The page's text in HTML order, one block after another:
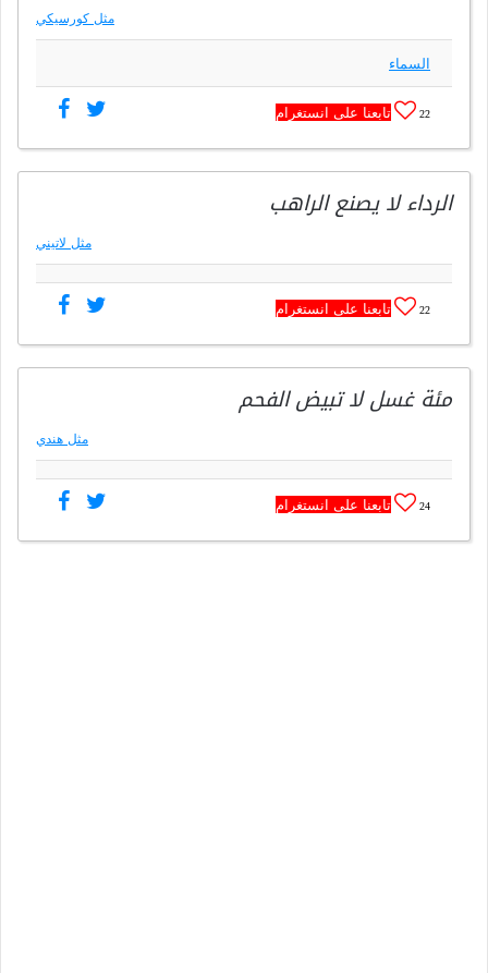
مثل كورسيكي
السماء
22 تابعنا على انستغرام
الرداء لا يصنع الراهب
مثل لاتيني
22 تابعنا على انستغرام
مئة غسل لا تبيض الفحم
مثل هندي
24 تابعنا على انستغرام